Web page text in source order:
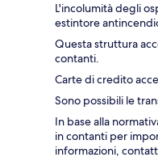
L'incolumità degli
estintore
Questa struttura
contanti.
Carte di credito
Sono possibili le
In base alla
in contanti per
informazioni,